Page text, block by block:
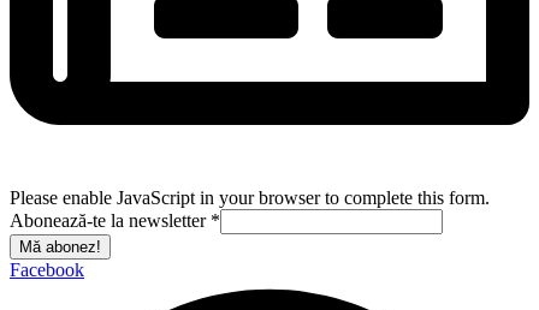
Please enable JavaScript in your browser to complete this form.
Abonează-te la newsletter *
Mă abonez!
Facebook